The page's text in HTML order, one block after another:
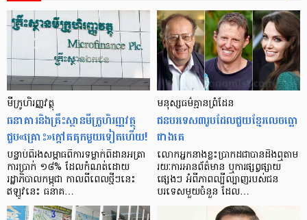
មីក្រូ​ហិរញ្ញវត្ថុ
ធនាគារ​និង​គ្រឹះស្ថាន​មីក្រូ​ហិរញ្ញវត្ថុ​
ជួប«គ្រោះ»ក្តៅ​គគុក​មួយ​ទៀត​ហើយ!
បន្ទាប់​ពី​រង​សម្ពាធ​​ពី​ការ​ទម្លាក់​ពិដាន​អត្រា​
ការ​ប្រាក់ ១៨​% ដែល​កំណត់​ដោយ​
រដ្ឋាភិបាល​កម្ពុជា កាល​ពី​ពេល​ថ្មីៗ​នេះ
ឥឡូវ​នេះ ធនាគ…
មនុស្ស​ធម៌​គ្មាន​ព្រំដែន
ជន​បរទេស​៣​រូប​ដែល​ជួយ​ខ្មែរ​លេច​ធ្លោ​
ជាង​គេ
លោកអ្នក​នាង​ខ្លះ​ប្រាកដ​ជា​បាន​​ដឹង​ឮ​តាម​
រយៈ​ការ​អាន​ព័ត៌មាន ឬ​ការ​ផ្សព្វផ្សាយ​
ផ្សេងៗ អំពី​ភាព​ល្បីល្បាញ​របស់​ជន​
បរទេស​មួយ​ចំនួន ដែល…